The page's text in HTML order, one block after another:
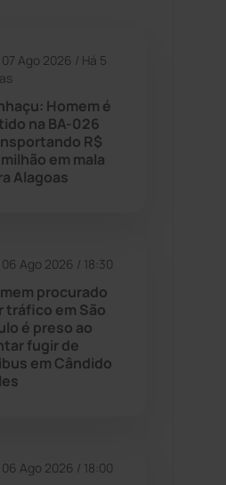
(1504)
(157)
07 Ago 2026 / Há 5
Homem é
na BA-026
R$
milhão em mala
Alagoas
06 Ago 2026 / 18:30
procurado
tráfico em São
é preso ao
fugir de
em Cândido
06 Ago 2026 / 18:00